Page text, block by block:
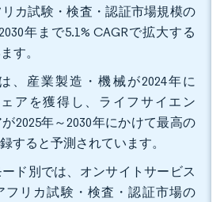
カ試験・検査・認証市場規模の
年まで5.1% CAGRで拡大する
す。
、産業製造・機械が2024年に
ェアを獲得し、ライフサイエン
2025年～2030年にかけて最高の
すると予測されています。
ド別では、オンサイトサービス
フリカ試験・検査・認証市場の